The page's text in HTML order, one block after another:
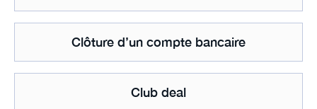
Clôture d’un compte bancaire
Club deal